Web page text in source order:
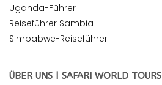
Uganda-Führer
Reiseführer Sambia
Simbabwe-Reiseführer
ÜBER UNS | SAFARI WORLD TOURS